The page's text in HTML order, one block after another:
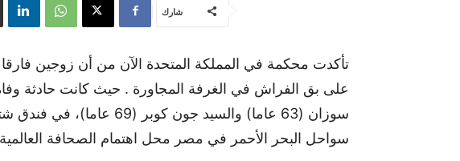
شارك
تأكدت محكمة في المملكة المتحدة الآن من أن زوجين
على بق الفراش في الغرفة المجاورة . حيث كانت حادثة وفاة
سوزان (63 عاما) والسيد جون
سواحل البحر الأحمر في مصر محل اهتمام الصحافة